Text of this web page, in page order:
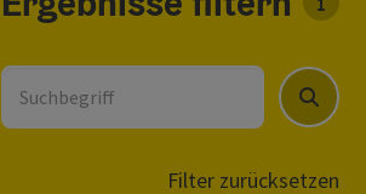
Für
Suchbegriff
Suchen
Filter zurücksetzen